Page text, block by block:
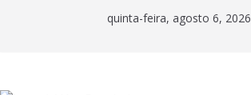
quinta-feira, agosto 6, 2026